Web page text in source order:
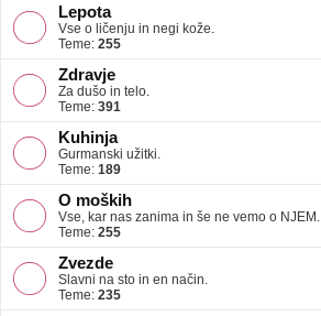
Lepota
Vse o ličenju in negi kože.
Teme: 255
Zdravje
Za dušo in telo.
Teme: 391
Kuhinja
Gurmanski užitki.
Teme: 189
O moških
Vse, kar nas zanima in še ne vemo o NJEM.
Teme: 255
Zvezde
Slavni na sto in en način.
Teme: 235